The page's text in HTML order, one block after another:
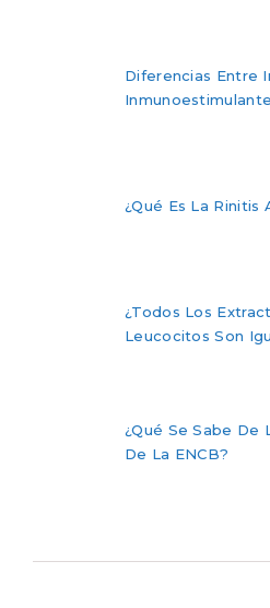
Diferencias Entre
¿Qué Es La Rinitis
¿Todos Los
Leucocitos Son
¿Qué Se Sabe De
De La ENCB?